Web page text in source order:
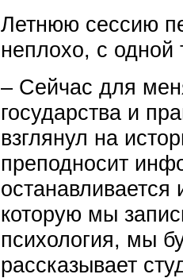
Летнюю сессию
неплохо, с одной
– Сейчас для
государства и
взглянул на
преподносит
которую мы
психология, мы
рассказывает